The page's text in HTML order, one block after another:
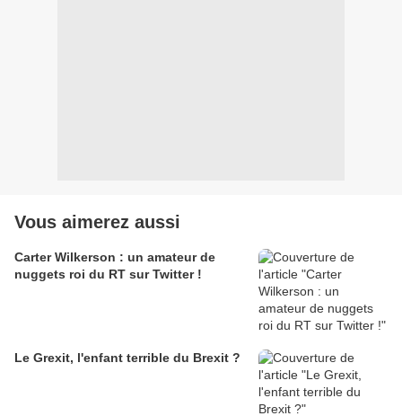
Vous aimerez aussi
Carter Wilkerson : un amateur de
nuggets roi du RT sur Twitter !
Le Grexit, l'enfant terrible du Brexit ?